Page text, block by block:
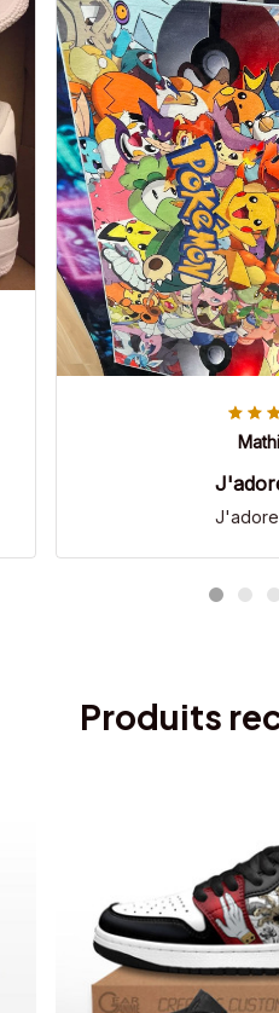
J'adore
Produits